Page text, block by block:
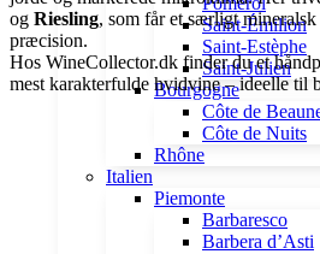
Saint-Émilion
Saint-Estèphe
Saint-Julien
Bourgogne
Côte de
Côte de Nuits
Rhône
Italien
Piemonte
Barbaresco
Barbera d’Asti
og Riesling, som får et særligt
præcision.
Hos WineCollector.dk finder du et
mest karakterfulde hvidvine – ideelle til